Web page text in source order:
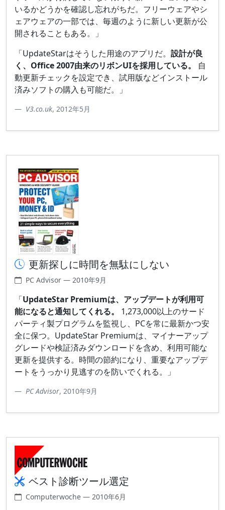
いるかどうかを確認し忘れがちだ。フリーウェアやシ
ェアウェアの一部では、毎週のように新しい更新が公
開されることもある。」
「UpdateStarはそうした用途のアプリだ。 設計が良
く、Office 2007由来のリボンUIを採用している。
自
動更新チェックを設定でき、試用版などインストール
済みソフトの購入も可能だ。」
V3.co.uk, 2012年5月
更新探しに時間を無駄にしない
PC Advisor — 2010年9月
「UpdateStar Premiumは、アップデートが利用可
能になると通知してくれる。
1,273,000以上のサード
パーティ製プログラムを監視し、PCを常に最新かつ安
全に保つ。UpdateStar Premiumは、マイナーアップ
グレードや検証済みダウンロードを含め、利用可能な
更新を提供する。時間の節約になり、重要なアップデ
ートをうっかり見逃すのを防いでくれる。」
PC Advisor, 2010年9月
ベスト診断ツール選定
Computerwoche — 2010年6月